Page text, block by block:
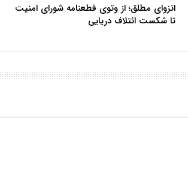
انزوای مطلق؛ از وتوی قطعنامه شورای امنیت
تا شکست ائتلاف دریایی